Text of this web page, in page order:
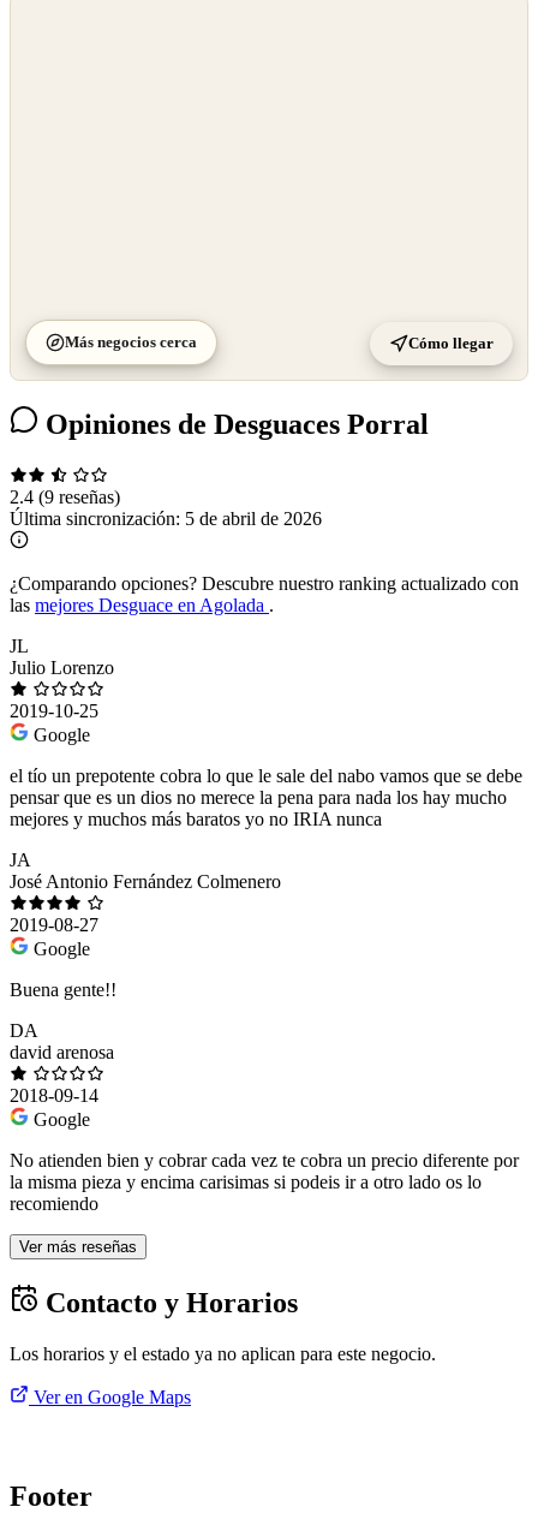
Más negocios cerca Cómo llegar
Opiniones de Desguaces Porral
2.4 (9 reseñas)
Última sincronización: 5 de abril de 2026
¿Comparando opciones? Descubre nuestro ranking actualizado con
las mejores Desguace en Agolada .
JL
Julio Lorenzo
2019-10-25
Google
el tío un prepotente cobra lo que le sale del nabo vamos que se debe
pensar que es un dios no merece la pena para nada los hay mucho
mejores y muchos más baratos yo no IRIA nunca
JA
José Antonio Fernández Colmenero
2019-08-27
Google
Buena gente!!
DA
david arenosa
2018-09-14
Google
No atienden bien y cobrar cada vez te cobra un precio diferente por
la misma pieza y encima carisimas si podeis ir a otro lado os lo
recomiendo
Ver más reseñas
Contacto y Horarios
Los horarios y el estado ya no aplican para este negocio.
Ver en Google Maps
Footer